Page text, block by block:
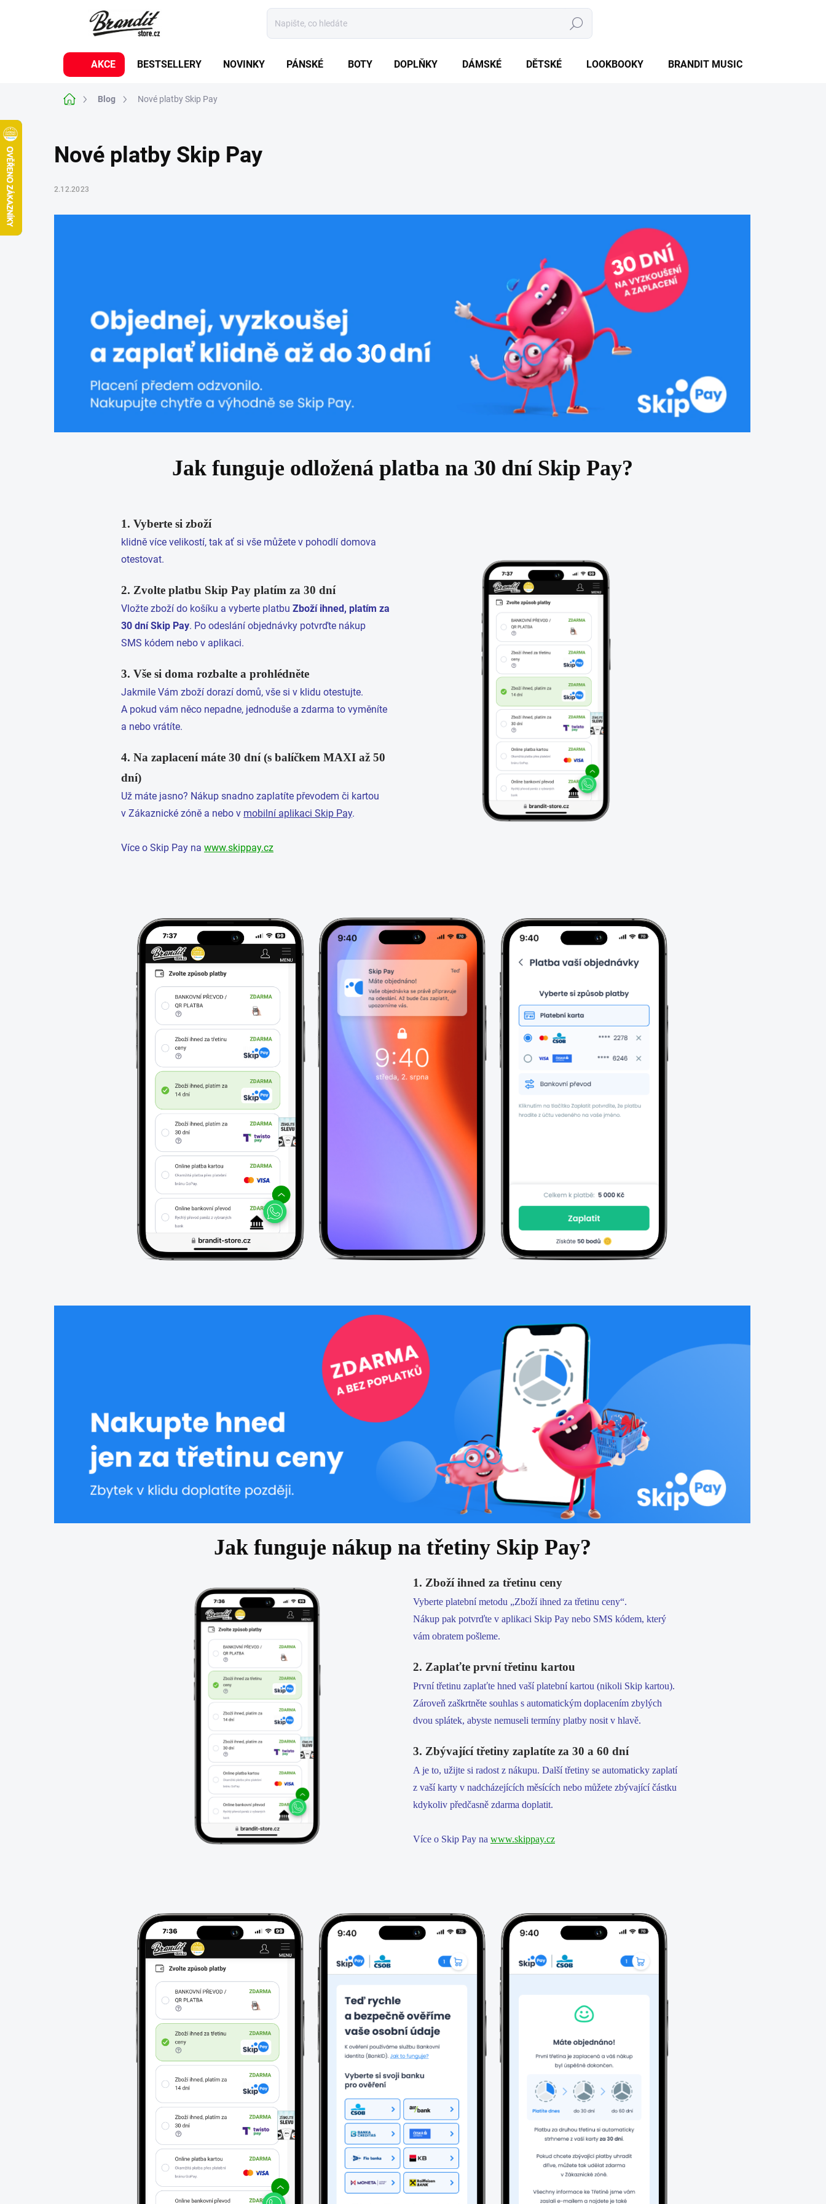
Hledat
AKCE BESTSELLERY NOVINKY PÁNSKÉ BOTY DOPLŇKY DÁMSKÉ DĚTSKÉ LOOKBOOKY BRANDIT MUSIC
Domů Blog Nové platby Skip Pay
Nové platby Skip Pay
2.12.2023
Jak funguje odložená platba na 30 dní Skip Pay?
1. Vyberte si zboží
klidně více velikostí, tak ať si vše můžete v pohodlí domova
otestovat.
2. Zvolte platbu Skip Pay platím za 30 dní
Vložte zboží do košíku a vyberte platbu Zboží ihned, platím za
30 dní Skip Pay. Po odeslání objednávky potvrďte nákup
SMS kódem nebo v aplikaci.
3. Vše si doma rozbalte a prohlédněte
Jakmile Vám zboží dorazí domů, vše si v klidu otestujte.
A pokud vám něco nepadne, jednoduše a zdarma to vyměníte
a nebo vrátíte.
4. Na zaplacení máte 30 dní (s balíčkem MAXI až 50
dní)
Už máte jasno? Nákup snadno zaplatíte převodem či kartou
v Zákaznické zóně a nebo v mobilní aplikaci Skip Pay.
Více o Skip Pay na www.skippay.cz
Jak funguje nákup na třetiny Skip Pay?
1. Zboží ihned za třetinu ceny
Vyberte platební metodu „Zboží ihned za třetinu ceny“.
Nákup pak potvrďte v aplikaci Skip Pay nebo SMS kódem, který
vám obratem pošleme.
2. Zaplaťte první třetinu kartou
První třetinu zaplaťte hned vaší platební kartou (nikoli Skip kartou).
Zároveň zaškrtněte souhlas s automatickým doplacením zbylých
dvou splátek, abyste nemuseli termíny platby nosit v hlavě.
3. Zbývající třetiny zaplatíte za 30 a 60 dní
A je to, užijte si radost z nákupu. Další třetiny se automaticky zaplatí
z vaší karty v nadcházejících měsících nebo můžete zbývající částku
kdykoliv předčasně zdarma doplatit.
Více o Skip Pay na www.skippay.cz